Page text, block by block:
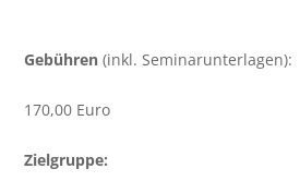
Gebühren (inkl. Seminarunterlagen):
170,00 Euro
Zielgruppe: